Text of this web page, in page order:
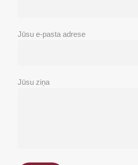
Jūsu e-pasta adrese
Jūsu ziņa